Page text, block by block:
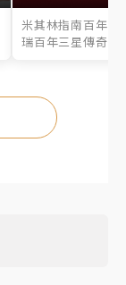
米其林指南百年之
瑞百年三星傳奇、